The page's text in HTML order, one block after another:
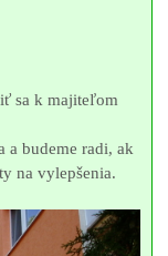
sa k majiteľom
a budeme radi, ak
na vylepšenia.